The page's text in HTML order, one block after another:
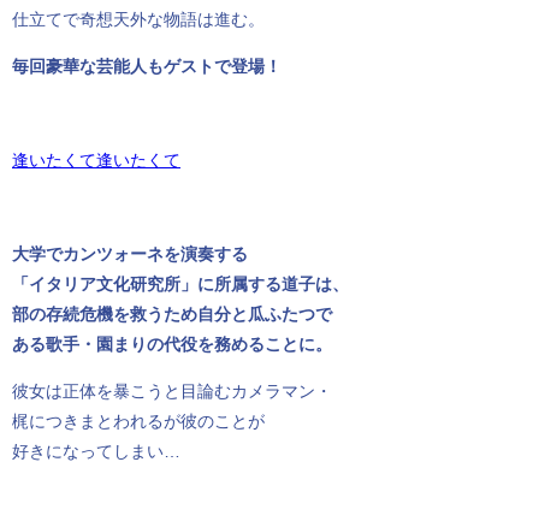
仕立てで奇想天外な物語は進む。
毎回豪華な芸能人もゲストで登場！
逢いたくて逢いたくて
大学でカンツォーネを演奏する
「イタリア文化研究所」に所属する道子は、
部の存続危機を救うため自分と瓜ふたつで
ある歌手・園まりの代役を務めることに。
彼女は正体を暴こうと目論むカメラマン・
梶につきまとわれるが彼のことが
好きになってしまい…